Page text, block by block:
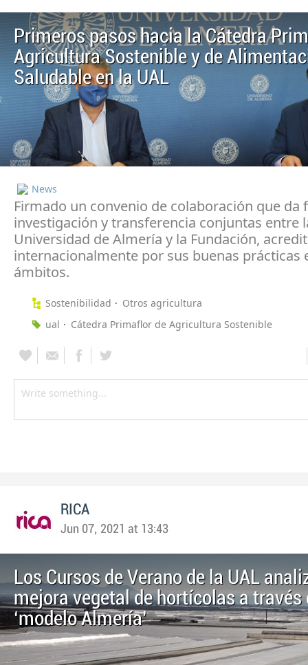
Primeros pasos hacia la Cátedra
Agricultura Sostenible y de
Saludable en la UAL
News
Firmado un convenio de colaboración que da
investigación y transferencia conjuntas entre
Universidad de Almería y la Fundación,
internacionalmente por sus buenas prácticas
ámbitos.
Sostenibilidad
Otros agricultura
ual
Cátedra Primaflor de Agricultura Sostenible
RICA
Jun 07, 2021 at 13:43
Los Cursos de Verano de la UAL
mejora vegetal de hortícolas a través
‘modelo Almería’